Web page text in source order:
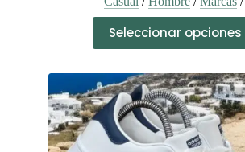
Seleccionar opciones
producto
tiene
variantes.
Las
opciones
se
pueden